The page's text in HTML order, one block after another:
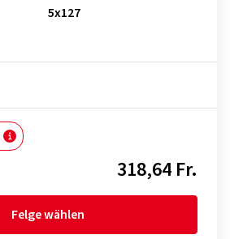
5x127
318,64 Fr.
Felge wählen